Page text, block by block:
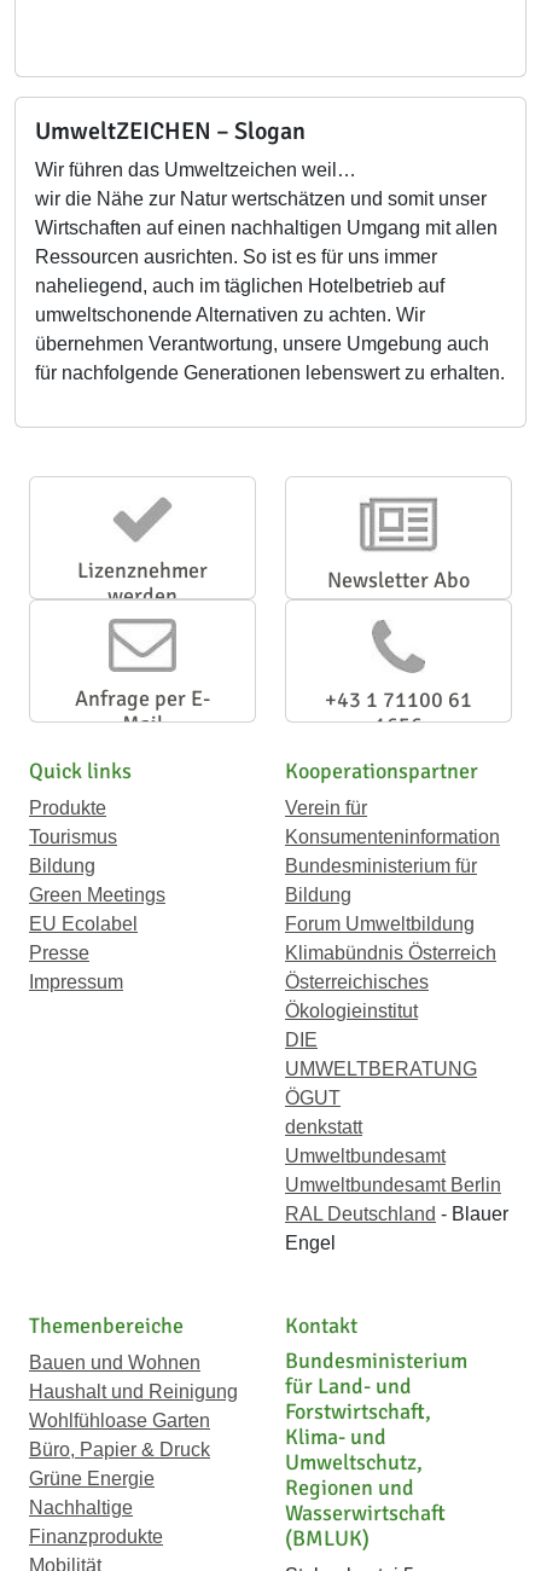
UmweltZEICHEN – Slogan
Wir führen das Umweltzeichen weil…
wir die Nähe zur Natur wertschätzen und somit unser
Wirtschaften auf einen nachhaltigen Umgang mit allen
Ressourcen ausrichten. So ist es für uns immer
naheliegend, auch im täglichen Hotelbetrieb auf
umweltschonende Alternativen zu achten. Wir
übernehmen Verantwortung, unsere Umgebung auch
für nachfolgende Generationen lebenswert zu erhalten.
Lizenznehmer
werden
Newsletter Abo
Anfrage per E-
Mail
+43 1 71100 61
1656
Quick links
Produkte
Tourismus
Bildung
Green Meetings
EU Ecolabel
Presse
Impressum
Kooperationspartner
Verein für
Konsumenteninformation
Bundesministerium für
Bildung
Forum Umweltbildung
Klimabündnis Österreich
Österreichisches
Ökologieinstitut
DIE
UMWELTBERATUNG
ÖGUT
denkstatt
Umweltbundesamt
Umweltbundesamt Berlin
RAL Deutschland - Blauer
Engel
Themenbereiche
Bauen und Wohnen
Haushalt und Reinigung
Wohlfühloase Garten
Büro, Papier & Druck
Grüne Energie
Nachhaltige
Finanzprodukte
Mobilität
Kontakt
Bundesministerium
für Land- und
Forstwirtschaft,
Klima- und
Umweltschutz,
Regionen und
Wasserwirtschaft
(BMLUK)